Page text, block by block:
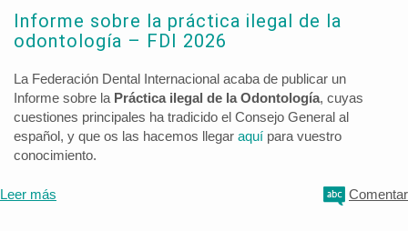
Informe sobre la práctica ilegal de la
odontología – FDI 2026
La Federación Dental Internacional acaba de publicar un
Informe sobre la Práctica ilegal de la Odontología, cuyas
cuestiones principales ha tradicido el Consejo General al
español, y que os las hacemos llegar aquí para vuestro
conocimiento.
Leer más Comentar